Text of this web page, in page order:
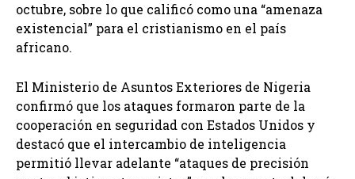
octubre, sobre lo que calificó como una “amenaza
existencial” para el cristianismo en el país
africano.
El Ministerio de Asuntos Exteriores de Nigeria
confirmó que los ataques formaron parte de la
cooperación en seguridad con Estados Unidos y
destacó que el intercambio de inteligencia
permitió llevar adelante “ataques de precisión